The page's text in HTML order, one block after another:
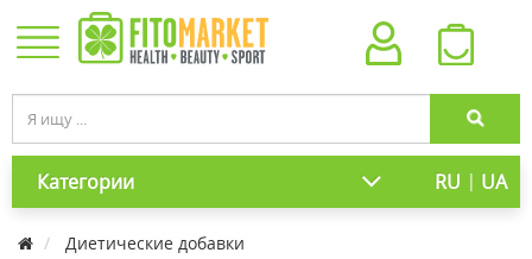
Категории RU | UA
Диетические добавки